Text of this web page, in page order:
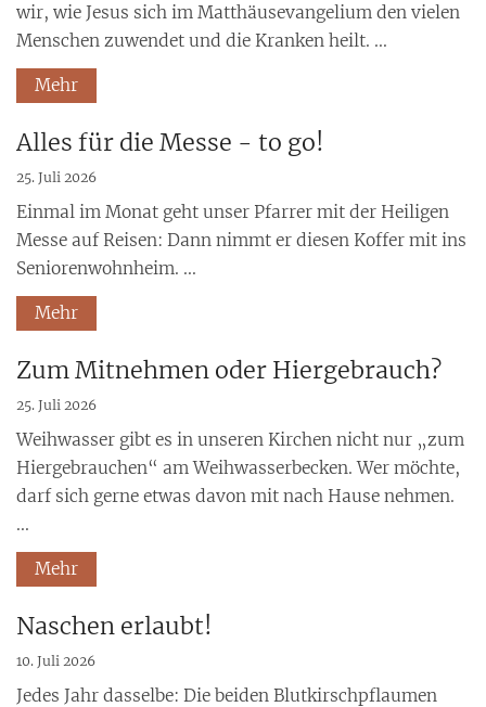
wir, wie Jesus sich im Matthäusevangelium den vielen
Menschen zuwendet und die Kranken heilt. ...
Mehr
Alles für die Messe - to go!
25. Juli 2026
Einmal im Monat geht unser Pfarrer mit der Heiligen
Messe auf Reisen: Dann nimmt er diesen Koffer mit ins
Seniorenwohnheim. ...
Mehr
Zum Mitnehmen oder Hiergebrauch?
25. Juli 2026
Weihwasser gibt es in unseren Kirchen nicht nur „zum
Hiergebrauchen“ am Weihwasserbecken. Wer möchte,
darf sich gerne etwas davon mit nach Hause nehmen.
...
Mehr
Naschen erlaubt!
10. Juli 2026
Jedes Jahr dasselbe: Die beiden Blutkirschpflaumen